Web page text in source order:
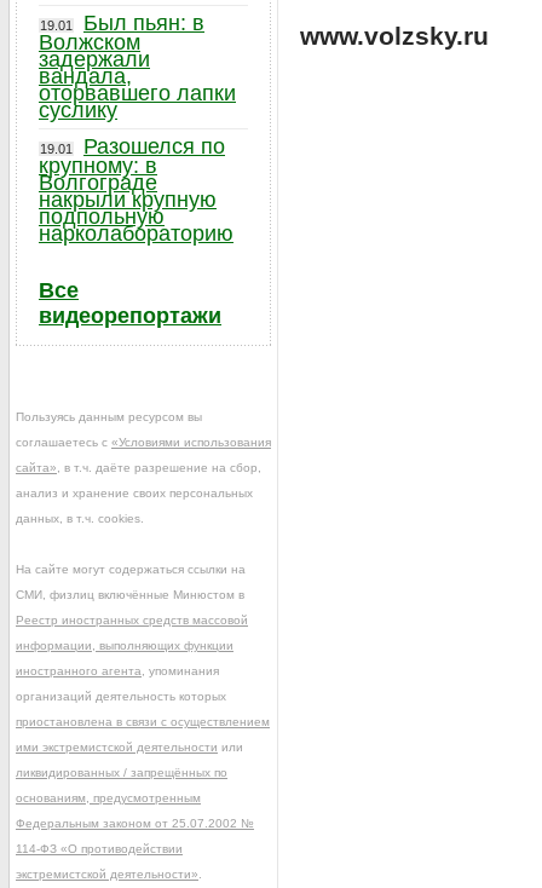
www.volzsky.ru
19.01
Был пьян: в
Волжском
задержали
вандала,
оторвавшего лапки
суслику
19.01
Разошелся по
крупному: в
Волгограде
накрыли крупную
подпольную
нарколабораторию
Все
видеорепортажи
Пользуясь данным ресурсом вы
соглашаетесь с «Условиями использования
сайта» , в т.ч. даёте разрешение на сбор,
анализ и хранение своих персональных
данных, в т.ч. cookies.
На сайте могут содержаться ссылки на
СМИ, физлиц включённые Минюстом в
Реестр иностранных средств массовой
информации, выполняющих функции
иностранного агента , упоминания
организаций деятельность которых
приостановлена в связи с осуществлением
ими экстремистской деятельности или
ликвидированных / запрещённых по
основаниям, предусмотренным
Федеральным законом от 25.07.2002 №
114-ФЗ «О противодействии
экстремистской деятельности»